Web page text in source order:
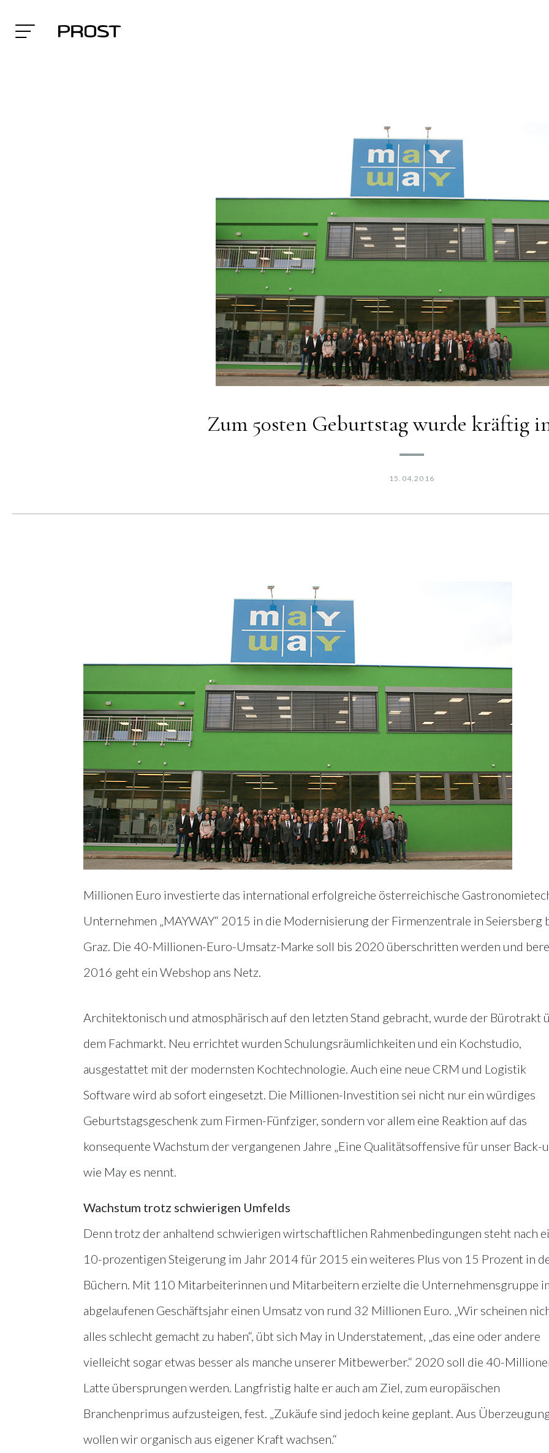
Zum 50sten Geburtstag wurde kräftig
15.04.2016
Millionen Euro investierte das international erfolgreiche österreichische
Unternehmen „MAYWAY“ 2015 in die Modernisierung der Firmenzentrale in Seiersberg
Graz. Die 40-Millionen-Euro-Umsatz-Marke soll bis 2020 überschritten werden und
2016 geht ein Webshop ans Netz.
Architektonisch und atmosphärisch auf den letzten Stand gebracht, wurde der Bürotrakt
dem Fachmarkt. Neu errichtet wurden Schulungsräumlichkeiten und ein Kochstudio,
ausgestattet mit der modernsten Kochtechnologie. Auch eine neue CRM und Logistik
Software wird ab sofort eingesetzt. Die Millionen-Investition sei nicht nur ein würdiges
Geburtstagsgeschenk zum Firmen-Fünfziger, sondern vor allem eine Reaktion auf das
konsequente Wachstum der vergangenen Jahre „Eine Qualitätsoffensive für unser Back-
wie May es nennt.
Wachstum trotz schwierigen Umfelds
Denn trotz der anhaltend schwierigen wirtschaftlichen Rahmenbedingungen steht nach
10-prozentigen Steigerung im Jahr 2014 für 2015 ein weiteres Plus von 15 Prozent in
Büchern. Mit 110 Mitarbeiterinnen und Mitarbeitern erzielte die Unternehmensgruppe
abgelaufenen Geschäftsjahr einen Umsatz von rund 32 Millionen Euro. „Wir scheinen
alles schlecht gemacht zu haben“, übt sich May in Understatement, „das eine oder andere
vielleicht sogar etwas besser als manche unserer Mitbewerber.“ 2020 soll die 40-
Latte übersprungen werden. Langfristig halte er auch am Ziel, zum europäischen
Branchenprimus aufzusteigen, fest. „Zukäufe sind jedoch keine geplant. Aus
wollen wir organisch aus eigener Kraft wachsen.“